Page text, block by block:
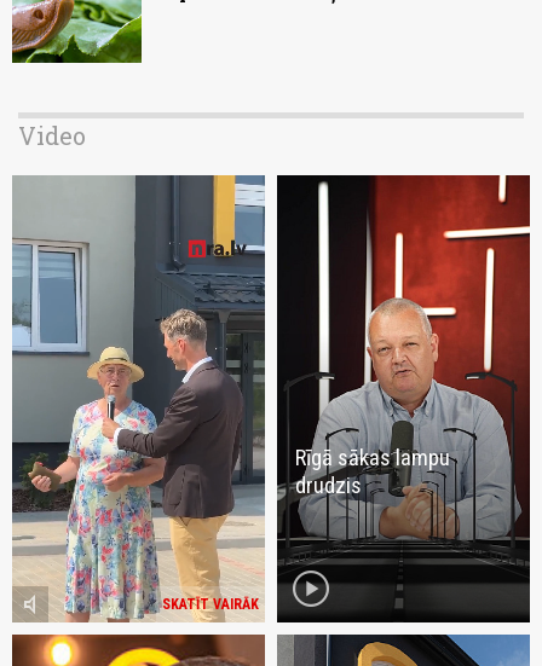
Video
SKATĪT VAIRĀK
volume_mute
Rīgā sākas lampu
drudzis
play_circle